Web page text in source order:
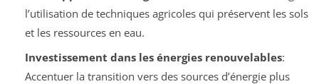
l’utilisation de techniques agricoles qui préservent les sols
et les ressources en eau.
Investissement dans les énergies renouvelables:
Accentuer la transition vers des sources d’énergie plus